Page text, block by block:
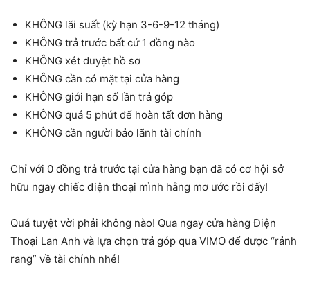
KHÔNG lãi suất (kỳ hạn 3-6-9-12 tháng)
KHÔNG trả trước bất cứ 1 đồng nào
KHÔNG xét duyệt hồ sơ
KHÔNG cần có mặt tại cửa hàng
KHÔNG giới hạn số lần trả góp
KHÔNG quá 5 phút để hoàn tất đơn hàng
KHÔNG cần người bảo lãnh tài chính
Chỉ với 0 đồng trả trước tại cửa hàng bạn đã có cơ hội sở
hữu ngay chiếc điện thoại mình hằng mơ ước rồi đấy!
Quá tuyệt vời phải không nào! Qua ngay cửa hàng Điện
Thoại Lan Anh và lựa chọn trả góp qua VIMO để được “rảnh
rang” về tài chính nhé!